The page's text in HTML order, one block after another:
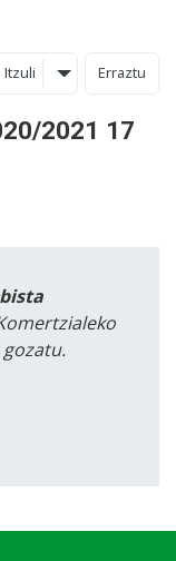
Itzuli Erraztu
2021 17